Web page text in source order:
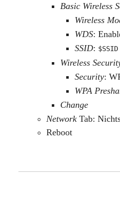
Basic Wireless
Wireless
WDS:
SSID: $SSID
Wireless
Security:
WPA
Change
Network Tab:
Reboot